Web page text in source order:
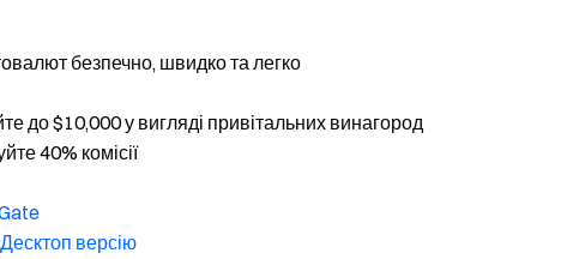
безпечно, швидко та легко
до $10,000 у вигляді привітальних винагород
40% комісії
версію